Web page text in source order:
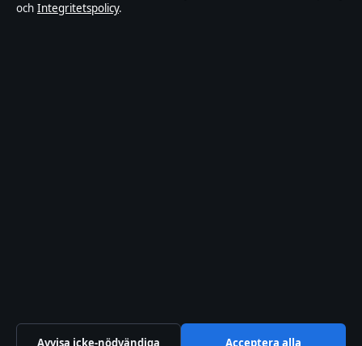
Om Inrikestidningen i korthet
och Integritetspolicy.
Avvisa icke-nödvändiga Acceptera alla